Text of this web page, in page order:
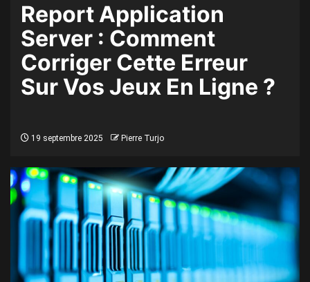
Report Application
Server : Comment
Corriger Cette Erreur
Sur Vos Jeux En Ligne ?
19 septembre 2025 Pierre Turjo